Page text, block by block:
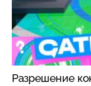
Разрешение